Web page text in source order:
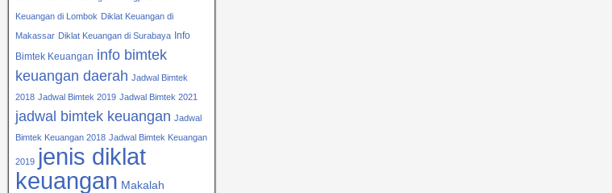
Keuangan di Lombok Diklat Keuangan di
Makassar Diklat Keuangan di Surabaya Info
Bimtek Keuangan info bimtek
keuangan daerah Jadwal Bimtek
2018 Jadwal Bimtek 2019 Jadwal Bimtek 2021
jadwal bimtek keuangan Jadwal
Bimtek Keuangan 2018 Jadwal Bimtek Keuangan
2019 jenis diklat
keuangan Makalah